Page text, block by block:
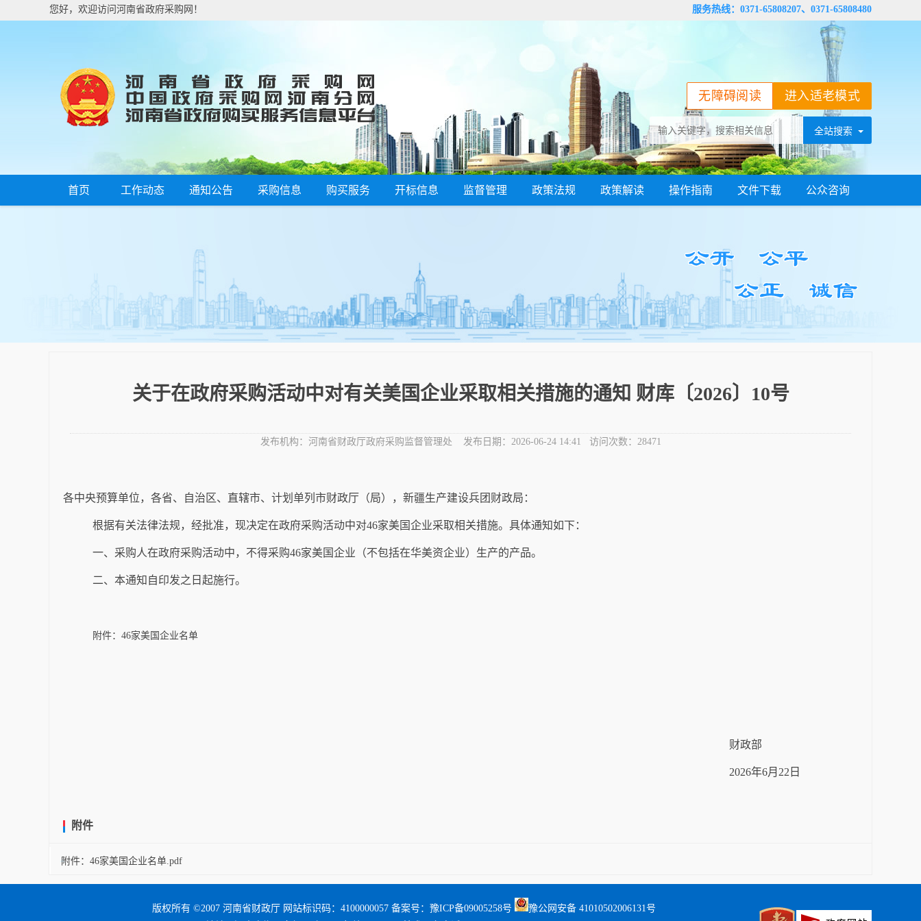
您好，欢迎访问河南省政府采购网！ 服务热线：0371-65808207、0371-65808480
进入适老模式
无障碍阅读
首页 工作动态 通知公告 采购信息 购买服务 开标信息 监督管理 政策法规 政策解读 操作指南 文件下载 公众咨询
关于在政府采购活动中对有关美国企业采取相关措施的通知 财库〔2026〕10号
发布机构： 河南省财政厅政府采购监督管理处 发布日期： 2026-06-24 14:41 访问次数： 28471
各中央预算单位，各省、自治区、直辖市、计划单列市财政厅（局），新疆生产建设兵团财政局：
根据有关法律法规，经批准，现决定在政府采购活动中对46家美国企业采取相关措施。具体通知如下：
一、采购人在政府采购活动中，不得采购46家美国企业（不包括在华美资企业）生产的产品。
二、本通知自印发之日起施行。
附件：46家美国企业名单
财政部
2026年6月 22 日
附件
附件：46家美国企业名单.pdf
版权所有 ©2007 河南省财政厅 网站标识码：4100000057 备案号： 豫ICP备09005258号
豫公网安备 41010502006131号